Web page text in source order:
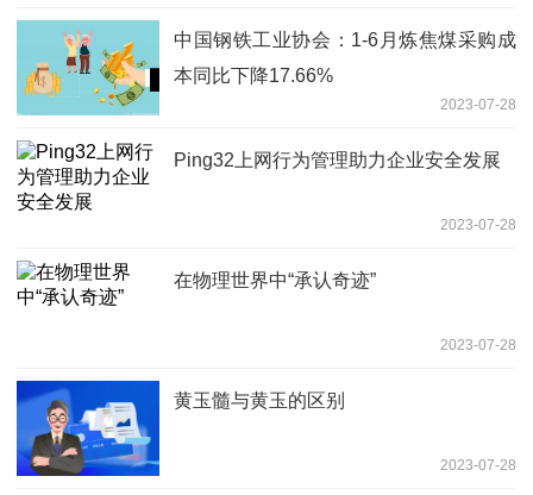
中国钢铁工业协会：1-6月炼焦煤采购成
本同比下降17.66%
2023-07-28
Ping32上网行为管理助力企业安全发展
2023-07-28
在物理世界中“承认奇迹”
2023-07-28
黄玉髓与黄玉的区别
2023-07-28